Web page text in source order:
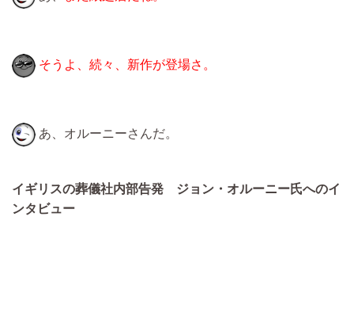
そうよ、続々、新作が登場さ。
あ、オルーニーさんだ。
イギリスの葬儀社内部告発 ジョン・オルーニー氏へのイ
ンタビュー